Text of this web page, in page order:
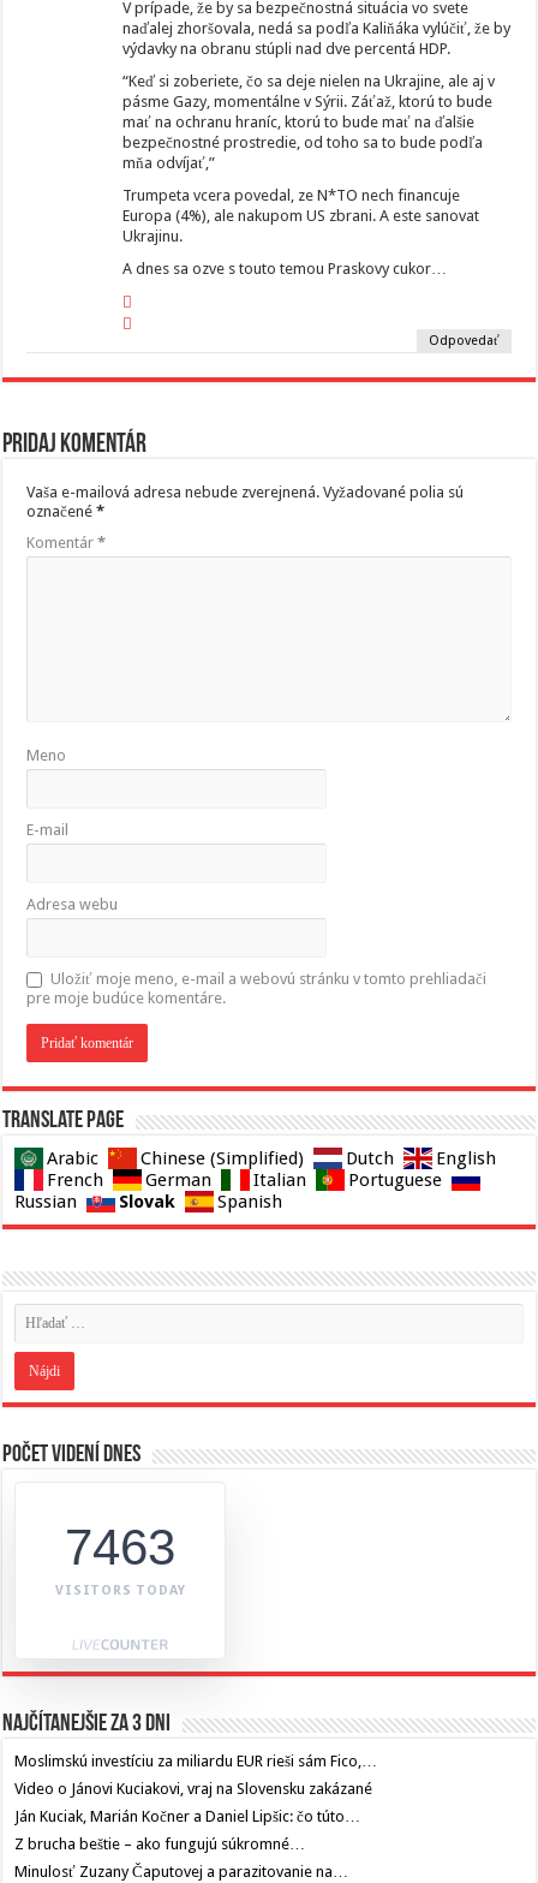
V prípade, že by sa bezpečnostná situácia vo svete
naďalej zhoršovala, nedá sa podľa Kaliňáka vylúčiť, že by
výdavky na obranu stúpli nad dve percentá HDP.
“Keď si zoberiete, čo sa deje nielen na Ukrajine, ale aj v
pásme Gazy, momentálne v Sýrii. Záťaž, ktorú to bude
mať na ochranu hraníc, ktorú to bude mať na ďalšie
bezpečnostné prostredie, od toho sa to bude podľa
mňa odvíjať,”
Trumpeta vcera povedal, ze N*TO nech financuje
Europa (4%), ale nakupom US zbrani. A este sanovat
Ukrajinu.
A dnes sa ozve s touto temou Praskovy cukor…
Odpovedať
Pridaj komentár
Vaša e-mailová adresa nebude zverejnená. Vyžadované polia sú
označené*
Komentár*
Meno
E-mail
Adresa webu
Uložiť moje meno, e-mail a webovú stránku v tomto prehliadači
pre moje budúce komentáre.
Translate page
Arabic Chinese (Simplified) Dutch
English
French
German Italian
Portuguese
Russian
Slovak Spanish
Počet videní dnes
7463
VISITORS TODAY
Najčítanejšie za 3 dni
Moslimskú investíciu za miliardu EUR rieši sám Fico,…
Video o Jánovi Kuciakovi, vraj na Slovensku zakázané
Ján Kuciak, Marián Kočner a Daniel Lipšic: čo túto…
Z brucha beštie – ako fungujú súkromné…
Minulosť Zuzany Čaputovej a parazitovanie na…